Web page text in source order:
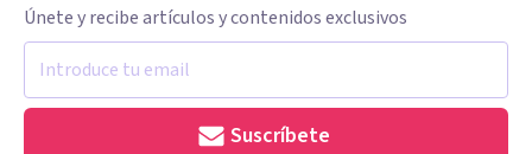
Únete y recibe artículos y contenidos exclusivos
Suscríbete